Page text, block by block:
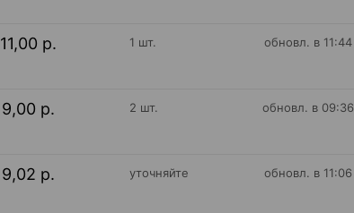
11,00 р. 1 шт. обновл. в 11:44
9,00 р. 2 шт. обновл. в 09:36
9,02 р. уточняйте обновл. в 11:06